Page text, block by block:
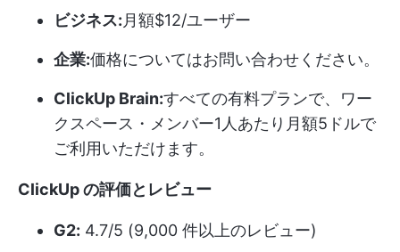
ビジネス: 月額$12/ユーザー
企業:価格についてはお問い合わせください。
ClickUp Brain:すべての有料プランで、ワー
クスペース・メンバー1人あたり月額5ドルで
ご利用いただけます。
ClickUp の評価とレビュー
G2: 4.7/5 (9,000 件以上のレビュー)